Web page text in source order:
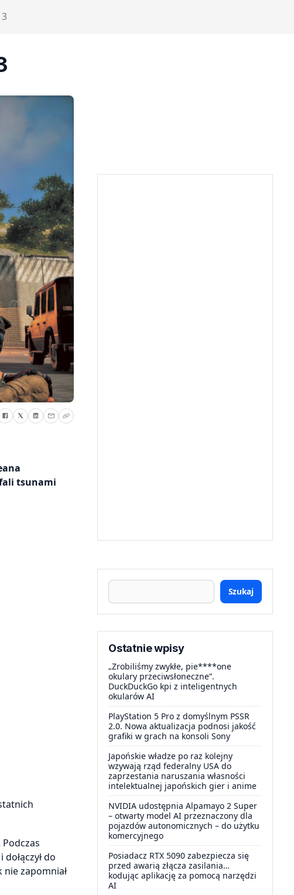
tsunami
do
zapomniał
Szukaj
Ostatnie wpisy
„Zrobiliśmy zwykłe, pie****one
okulary przeciwsłoneczne”.
DuckDuckGo kpi z inteligentnych
okularów AI
PlayStation 5 Pro z domyślnym PSSR
2.0. Nowa aktualizacja podnosi jakość
grafiki w grach na konsoli Sony
Japońskie władze po raz kolejny
wzywają rząd federalny USA do
zaprzestania naruszania własności
intelektualnej japońskich gier i anime
NVIDIA udostępnia Alpamayo 2 Super
– otwarty model AI przeznaczony dla
pojazdów autonomicznych – do użytku
komercyjnego
Posiadacz RTX 5090 zabezpiecza się
przed awarią złącza zasilania…
kodując aplikację za pomocą narzędzi
AI